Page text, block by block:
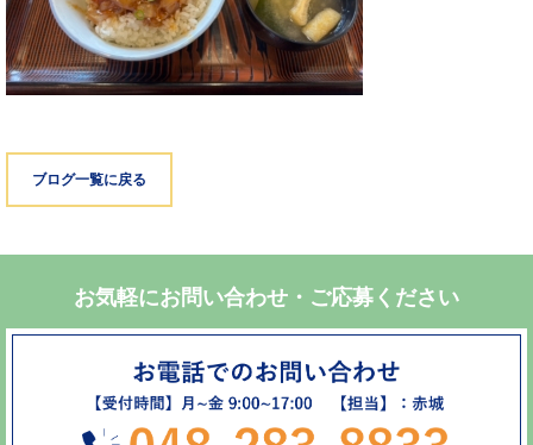
ブログ一覧に戻る
お気軽にお問い合わせ・ご応募ください